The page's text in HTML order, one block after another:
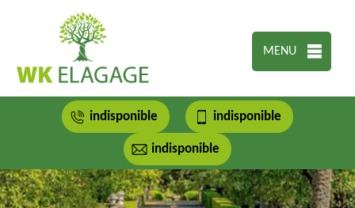
MENU
indisponible indisponible
indisponible